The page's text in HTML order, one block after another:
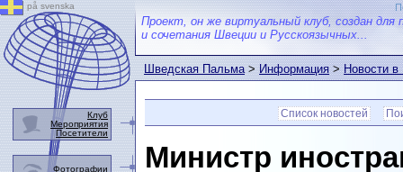
Проект, он же виртуальный клуб, создан для
и сочетания Швеции и Русскоязычных...
Шведская Пальма>Информация>Новости
Список новостей
Министр
på svenska
Клуб
Мероприятия
Посетители
Фотографии